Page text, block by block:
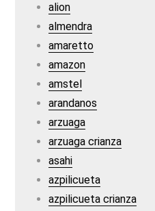
alion
almendra
amaretto
amazon
amstel
arandanos
arzuaga
arzuaga crianza
asahi
azpilicueta
azpilicueta crianza